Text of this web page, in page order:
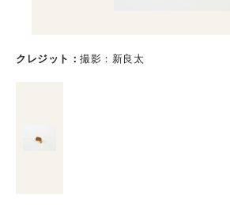
クレジット 撮影：新良太